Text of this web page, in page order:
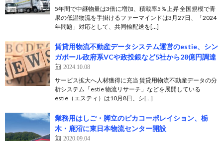
5年間で中継物量は3倍に増加、積載率5％上昇 全国規模で青
果の低温物流を手掛けるファーマインドは3月27日、「2024
年問題」対応として、共同輸配送を[…]
賃貸用物流不動産データシステム運営のestie、シン
ガポール政府系VCや政投銀など5社から28億円調達⁠
2024.10.08
サービス拡大へ人材獲得に充当 賃貸用物流不動産データの分
析システム「estie 物流リサーチ」などを展開している
estie（エスティ）は10月8日、シ[…]
業務用はしご・脚立のピカコーポレイション、栃
木・鹿沼に東日本物流センター開設
2020.09.04